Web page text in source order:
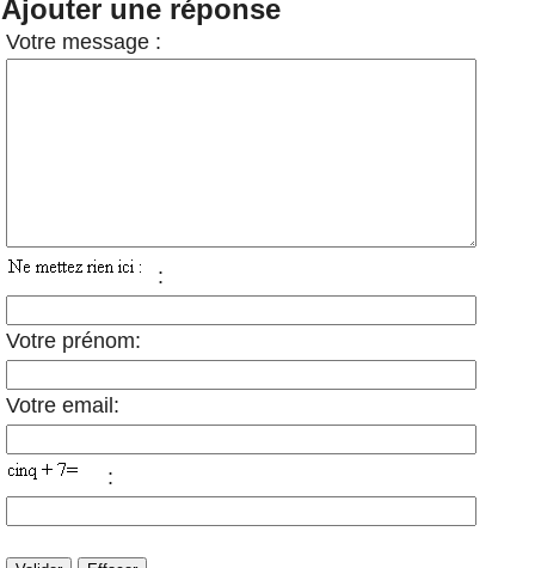
Ajouter une réponse
Votre message :
:
Votre prénom:
Votre email:
: